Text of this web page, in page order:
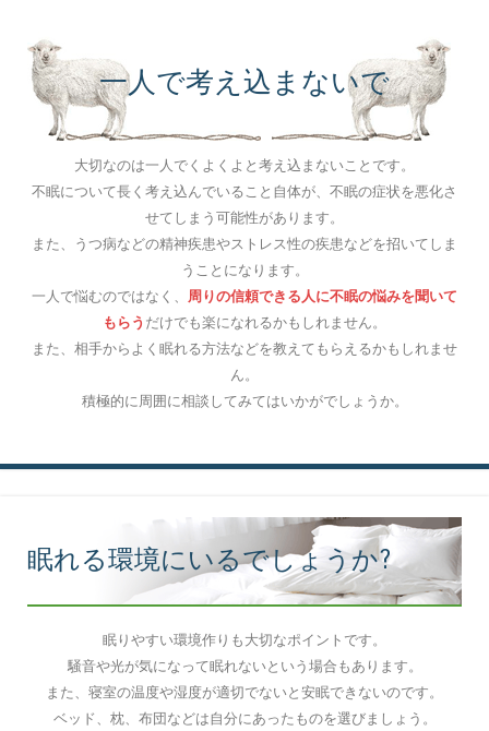
一人で考え込まないで
大切なのは一人でくよくよと考え込まないことです。
不眠について長く考え込んでいること自体が、不眠の症状を悪化さ
せてしまう可能性があります。
また、うつ病などの精神疾患やストレス性の疾患などを招いてしま
うことになります。
一人で悩むのではなく、 周りの信頼できる人に不眠の悩みを聞いて
もらう だけでも楽になれるかもしれません。
また、相手からよく眠れる方法などを教えてもらえるかもしれませ
ん。
積極的に周囲に相談してみてはいかがでしょうか。
眠れる環境にいるでしょうか?
眠りやすい環境作りも大切なポイントです。
騒音や光が気になって眠れないという場合もあります。
また、寝室の温度や湿度が適切でないと安眠できないのです。
ベッド、枕、布団などは自分にあったものを選びましょう。